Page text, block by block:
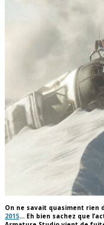
On ne savait quasiment rien
2015… Eh bien sachez que